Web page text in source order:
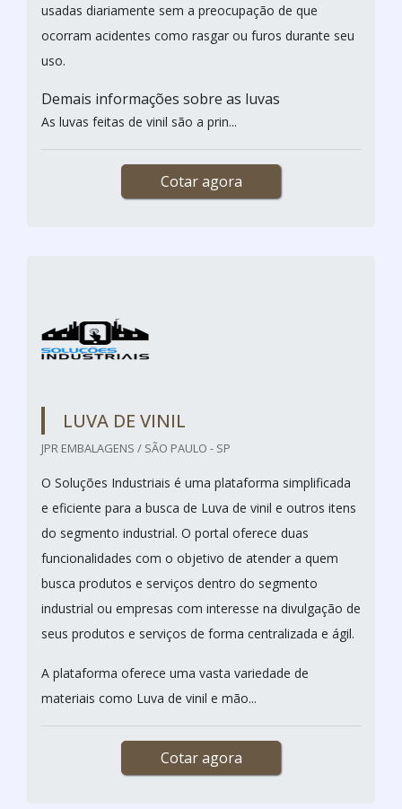
usadas diariamente sem a preocupação de que
ocorram acidentes como rasgar ou furos durante seu
uso.
Demais informações sobre as luvas
As luvas feitas de vinil são a prin...
Cotar agora
LUVA DE VINIL
JPR EMBALAGENS / SÃO PAULO - SP
O Soluções Industriais é uma plataforma simplificada
e eficiente para a busca de Luva de vinil e outros itens
do segmento industrial. O portal oferece duas
funcionalidades com o objetivo de atender a quem
busca produtos e serviços dentro do segmento
industrial ou empresas com interesse na divulgação de
seus produtos e serviços de forma centralizada e ágil.
A plataforma oferece uma vasta variedade de
materiais como Luva de vinil e mão...
Cotar agora